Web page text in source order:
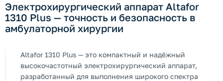
Электрохирургический аппарат Altafor
1310 Plus — точность и безопасность в
амбулаторной хирургии
Altafor 1310 Plus — это компактный и надёжный
высокочастотный электрохирургический аппарат,
разработанный для выполнения широкого спектра